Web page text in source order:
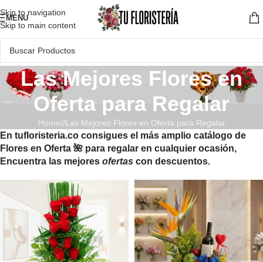
Skip to navigation
Skip to main content
MENU
Las Mejores Flores en
Oferta para Regalar
Home/ Las Mejores Flores en Oferta para Regalar
En tufloristeria.co consigues el más amplio catálogo de
Flores en Oferta 🌺 para regalar en cualquier ocasión,
Encuentra las mejores ofertas con descuentos.